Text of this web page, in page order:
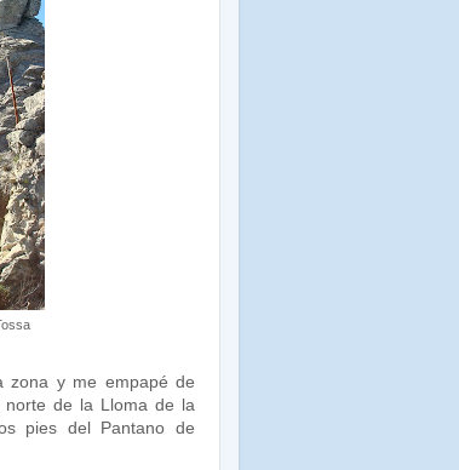
zona y me empapé de
de la Lloma de la
pies del Pantano de